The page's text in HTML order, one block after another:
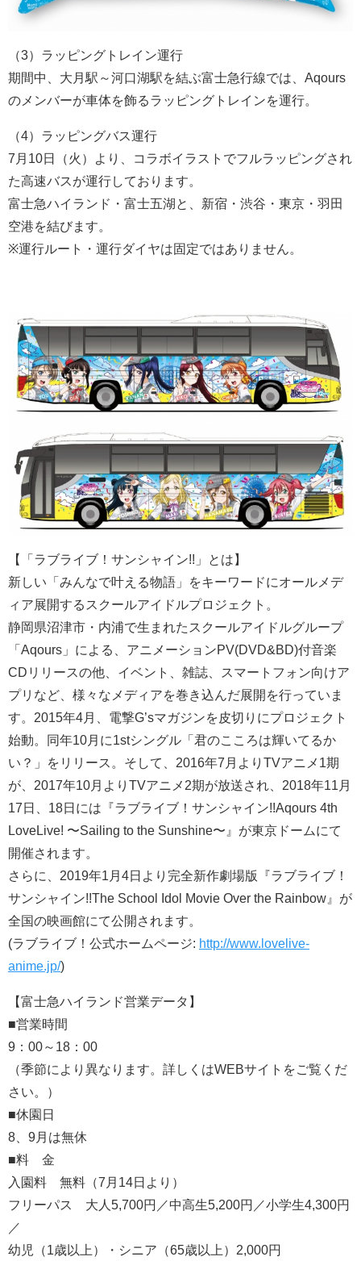
（3）ラッピングトレイン運行
期間中、大月駅～河口湖駅を結ぶ富士急行線では、Aqours
のメンバーが車体を飾るラッピングトレインを運行。
（4）ラッピングバス運行
7月10日（火）より、コラボイラストでフルラッピングされ
た高速バスが運行しております。
富士急ハイランド・富士五湖と、新宿・渋谷・東京・羽田
空港を結びます。
※運行ルート・運行ダイヤは固定ではありません。
【「ラブライブ！サンシャイン!!」とは】
新しい「みんなで叶える物語」をキーワードにオールメデ
ィア展開するスクールアイドルプロジェクト。
静岡県沼津市・内浦で生まれたスクールアイドルグループ
「Aqours」による、アニメーションPV(DVD&BD)付音楽
CDリリースの他、イベント、雑誌、スマートフォン向けア
プリなど、様々なメディアを巻き込んだ展開を行っていま
す。2015年4月、電撃G’sマガジンを皮切りにプロジェクト
始動。同年10月に1stシングル「君のこころは輝いてるか
い？」をリリース。そして、2016年7月よりTVアニメ1期
が、2017年10月よりTVアニメ2期が放送され、2018年11月
17日、18日には『ラブライブ！サンシャイン!!Aqours 4th
LoveLive! 〜Sailing to the Sunshine〜』が東京ドームにて
開催されます。
さらに、2019年1月4日より完全新作劇場版『ラブライブ！
サンシャイン!!The School Idol Movie Over the Rainbow』が
全国の映画館にて公開されます。
(ラブライブ！公式ホームページ: http://www.lovelive-
anime.jp/)
【富士急ハイランド営業データ】
■営業時間
9：00～18：00
（季節により異なります。詳しくはWEBサイトをご覧くだ
さい。）
■休園日
8、9月は無休
■料 金
入園料 無料（7月14日より）
フリーパス 大人5,700円／中高生5,200円／小学生4,300円
／
幼児（1歳以上）・シニア（65歳以上）2,000円